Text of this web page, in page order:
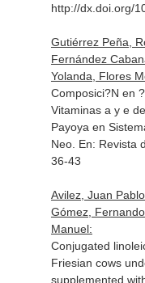
http://dx.doi.org/
Gutiérrez Peña,
Fernández
Yolanda, Flores
Composici?N en
Vitaminas a y e
Payoya en
Neo. En: Revista
36-43
Avilez, Juan
Gómez,
Manuel:
Conjugated
Friesian cows
supplemented